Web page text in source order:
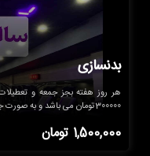
بدنسازی
300000تومان می باشد و به صورت جداگانه دریافت می گردد.
1,500,000 تومان